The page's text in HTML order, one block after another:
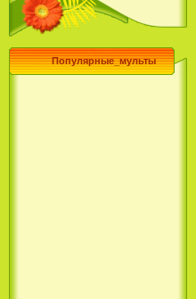
Популярные_мульты